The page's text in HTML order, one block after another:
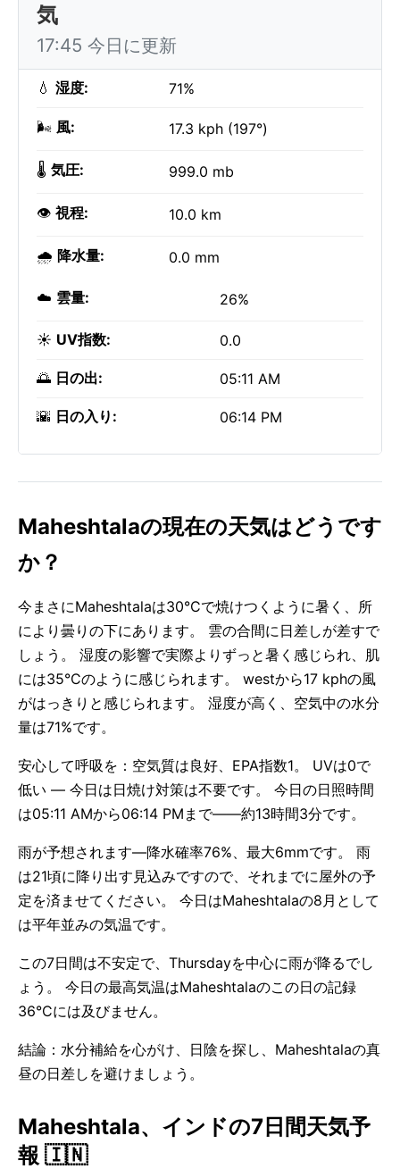
気
17:45 今日に更新
💧 湿度: 71%
🌬️ 風: 17.3 kph (197°)
🌡️ 気圧: 999.0 mb
👁️ 視程: 10.0 km
🌧️ 降水量: 0.0 mm
☁️ 雲量: 26%
☀️ UV指数: 0.0
🌅 日の出: 05:11 AM
🌇 日の入り: 06:14 PM
Maheshtalaの現在の天気はどうです
か？
今まさにMaheshtalaは30°Cで焼けつくように暑く、所
により曇りの下にあります。 雲の合間に日差しが差すで
しょう。 湿度の影響で実際よりずっと暑く感じられ、肌
には35°Cのように感じられます。 westから17 kphの風
がはっきりと感じられます。 湿度が高く、空気中の水分
量は71%です。
安心して呼吸を：空気質は良好、EPA指数1。 UVは0で
低い — 今日は日焼け対策は不要です。 今日の日照時間
は05:11 AMから06:14 PMまで——約13時間3分です。
雨が予想されます—降水確率76%、最大6mmです。 雨
は21頃に降り出す見込みですので、それまでに屋外の予
定を済ませてください。 今日はMaheshtalaの8月として
は平年並みの気温です。
この7日間は不安定で、Thursdayを中心に雨が降るでし
ょう。 今日の最高気温はMaheshtalaのこの日の記録
36°Cには及びません。
結論：水分補給を心がけ、日陰を探し、Maheshtalaの真
昼の日差しを避けましょう。
Maheshtala、インドの7日間天気予
報 🇮🇳